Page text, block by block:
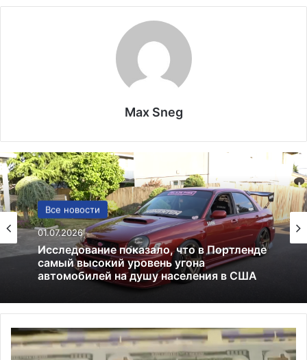
Max Sneg
Все новости
01.07.2026
Исследование показало, что в Портленде
Политика
24.06.2025
Россия больше не получит американских
льгот: что это значит и к чему приведёт
П
е